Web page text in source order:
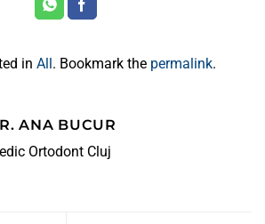
in All . Bookmark the permalink.
ANA BUCUR
Ortodont Cluj